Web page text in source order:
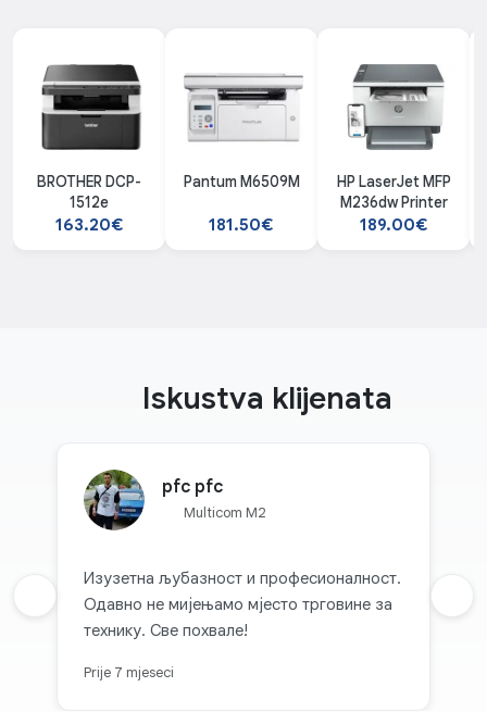
BROTHER DCP-
1512e
163.20€
Pantum M6509M
181.50€
HP LaserJet MFP
M236dw Printer
189.00€
Iskustva klijenata
pfc pfc
Multicom M2
Изузетна љубазност и професионалност.
Одавно не мијењамо мјесто трговине за
технику. Све похвале!
Prije 7 mjeseci
Prethodna recenzija